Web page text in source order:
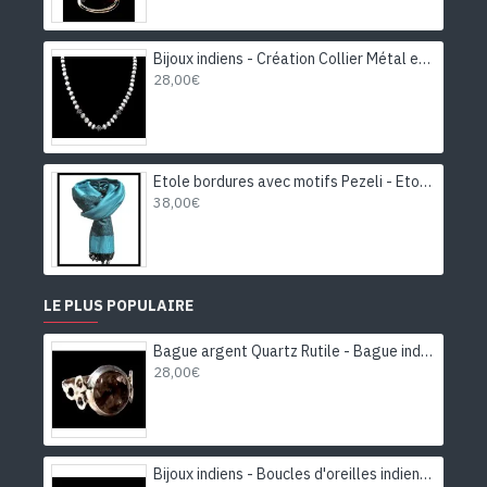
Bijoux indiens - Création Collier Métal et Pierre de Lune
28,00€
Etole bordures avec motifs Pezeli - Etole indienne
38,00€
LE PLUS POPULAIRE
Bague argent Quartz Rutile - Bague indienne - Bijoux indiens
28,00€
Bijoux indiens - Boucles d'oreilles indiennes rhodiées Améthyste